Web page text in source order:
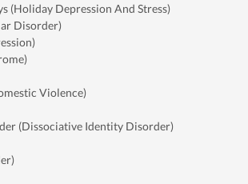
(Holiday Depression And Stress)
Disorder)
Violence)
(Dissociative Identity Disorder)